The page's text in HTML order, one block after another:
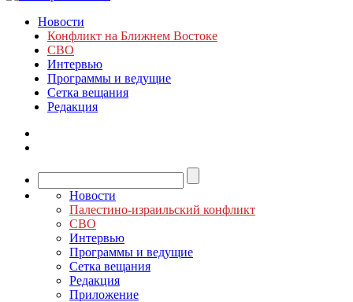
Новости
Конфликт на Ближнем Востоке
СВО
Интервью
Программы и ведущие
Сетка вещания
Редакция
Новости
Палестино-израильский конфликт
СВО
Интервью
Программы и ведущие
Сетка вещания
Редакция
Приложение